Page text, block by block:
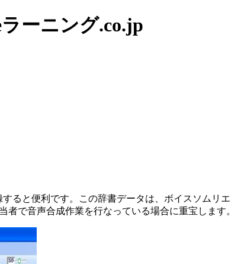
ーニング.co.jp
ると便利です。この辞書データは、ボイスソムリ
で音声合成作業を行なっている場合に重宝します。